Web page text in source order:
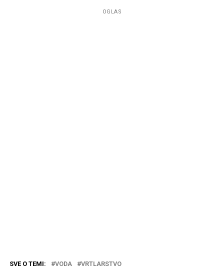
OGLAS
SVE O TEMI: VODA VRTLARSTVO